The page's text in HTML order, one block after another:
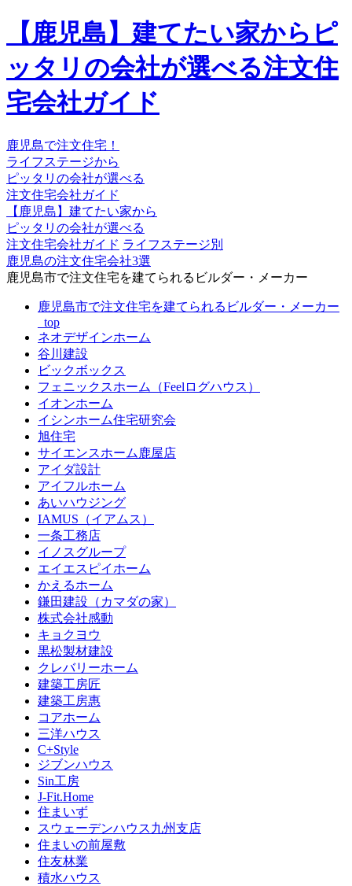
【鹿児島】建てたい家からピ
ッタリの会社が選べる注文住
宅会社ガイド
鹿児島で注文住宅！
ライフステージから
ピッタリの会社が選べる
注文住宅会社ガイド
【鹿児島】建てたい家から
ピッタリの会社が選べる
注文住宅会社ガイド ライフステージ別
鹿児島の注文住宅会社3選
鹿児島市で注文住宅を建てられるビルダー・メーカー
鹿児島市で注文住宅を建てられるビルダー・メーカー
_top
ネオデザインホーム
谷川建設
ビックボックス
フェニックスホーム（Feelログハウス）
イオンホーム
イシンホーム住宅研究会
旭住宅
サイエンスホーム鹿屋店
アイダ設計
アイフルホーム
あいハウジング
IAMUS（イアムス）
一条工務店
イノスグループ
エイエスピイホーム
かえるホーム
鎌田建設（カマダの家）
株式会社感動
キョクヨウ
黒松製材建設
クレバリーホーム
建築工房匠
建築工房惠
コアホーム
三洋ハウス
C+Style
ジブンハウス
Sin工房
J-Fit.Home
住まいず
スウェーデンハウス九州支店
住まいの前屋敷
住友林業
積水ハウス